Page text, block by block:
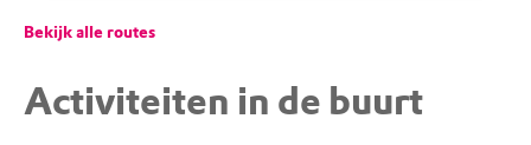
Bekijk alle routes
Activiteiten in de buurt